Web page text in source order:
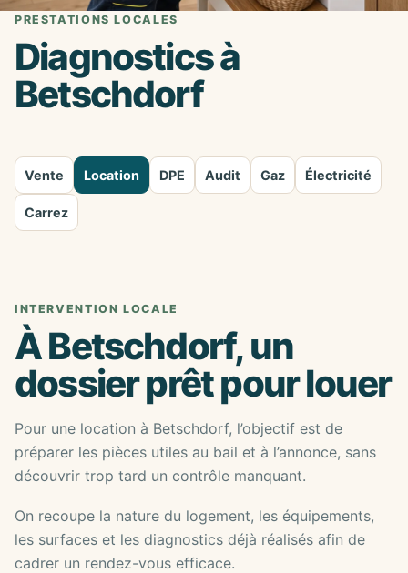
PRESTATIONS LOCALES
Diagnostics à
Betschdorf
Vente Location DPE Audit Gaz Électricité
Carrez
INTERVENTION LOCALE
À Betschdorf, un
dossier prêt pour louer
Pour une location à Betschdorf, l’objectif est de
préparer les pièces utiles au bail et à l’annonce, sans
découvrir trop tard un contrôle manquant.
On recoupe la nature du logement, les équipements,
les surfaces et les diagnostics déjà réalisés afin de
cadrer un rendez-vous efficace.